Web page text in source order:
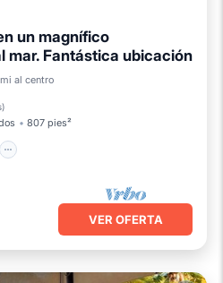
un magnífico
mar. Fantástica ubicación
al centro
)
807 pies²
al mar
VER OFERTA